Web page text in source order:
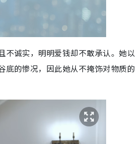
诚实，明明爱钱却不敢承认。她
底的惨况，因此她从不掩饰对物质